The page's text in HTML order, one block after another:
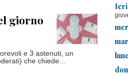
Ieri
giorno
e 3 astenuti, un
che chiede...